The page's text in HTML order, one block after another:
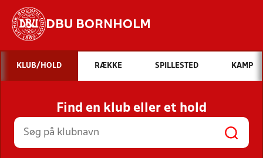
DBU BORNHOLM
Hvad vil du søge efter?
INDHOLD OG NYHEDER
STILLINGER, RESULTATER, KLUBBER OG
HOLD
KLUB/HOLD RÆKKE SPILLESTED KAMP
Find en klub eller et hold